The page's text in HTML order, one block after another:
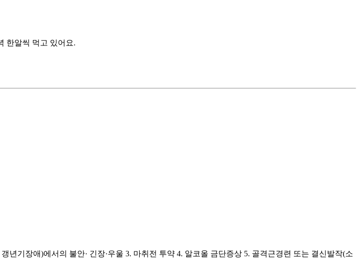
한알씩 먹고 있어요.
기장애)에서의 불안· 긴장·우울 3. 마취전 투약 4. 알코올 금단증상 5. 골격근경련 또는 결신발작(소